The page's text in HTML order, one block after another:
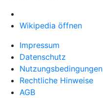
Wikipedia öffnen
Impressum
Datenschutz
Nutzungsbedingungen
Rechtliche Hinweise
AGB